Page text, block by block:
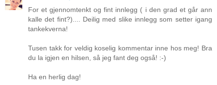
For et gjennomtenkt og fint innlegg ( i den grad et går ann
kalle det fint?).... Deilig med slike innlegg som setter igang
tankekverna!
Tusen takk for veldig koselig kommentar inne hos meg! Bra
du la igjen en hilsen, så jeg fant deg også! :-)
Ha en herlig dag!